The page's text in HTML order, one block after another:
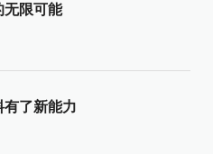
无限可能
了新能力